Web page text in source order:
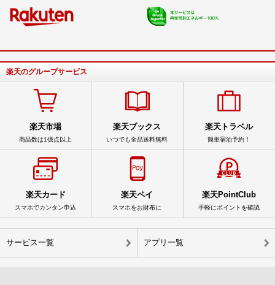
楽天のグループサービス
楽天市場
商品数は1億点以上
楽天ブックス
いつでも全品送料無料
楽天トラベル
簡単宿泊予約！
楽天カード
スマホでカンタン申込
楽天ペイ
スマホをお財布に
楽天PointClub
手軽にポイントを確認
サービス一覧 アプリ一覧